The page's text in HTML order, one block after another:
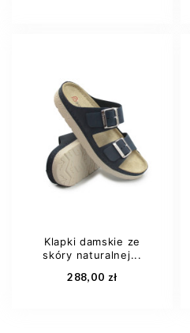
31
32
Dodaj do koszyka
Klapki damskie ze
skóry naturalnej...
288,00 zł